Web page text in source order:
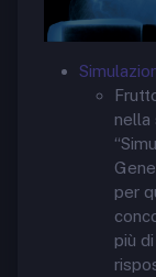
nella
per
più